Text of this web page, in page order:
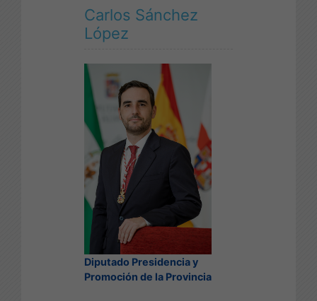
Carlos Sánchez
López
Diputado Presidencia y
Promoción de la Provincia